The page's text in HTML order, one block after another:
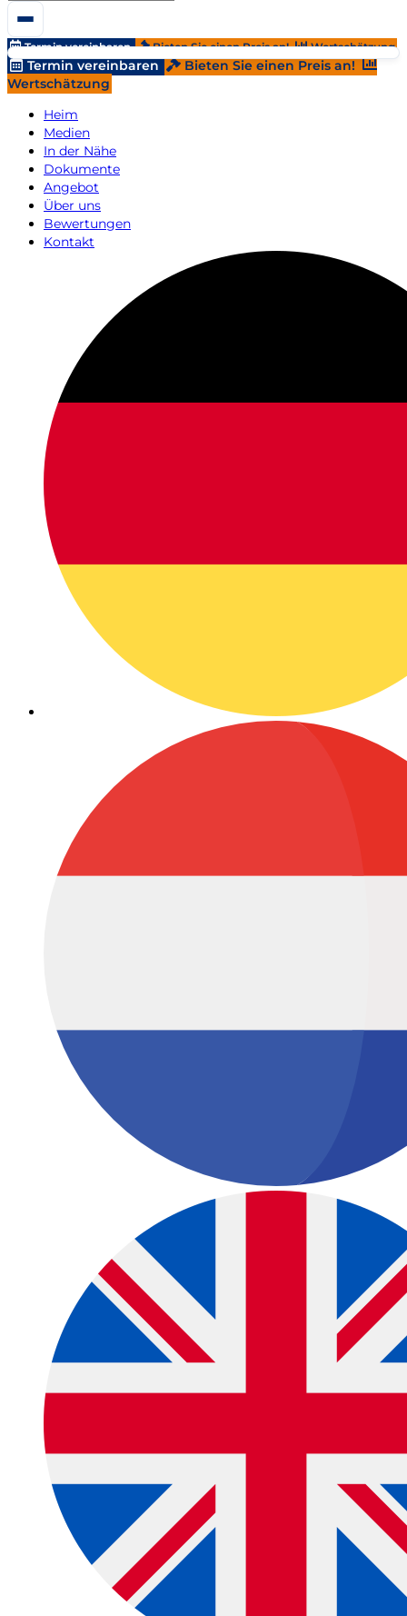
Termin vereinbaren Bieten Sie einen Preis an! Wertschätzung
Termin vereinbaren
Bieten Sie einen Preis an!
Wertschätzung
Heim
Medien
In der Nähe
Dokumente
Angebot
Über uns
Bewertungen
Kontakt